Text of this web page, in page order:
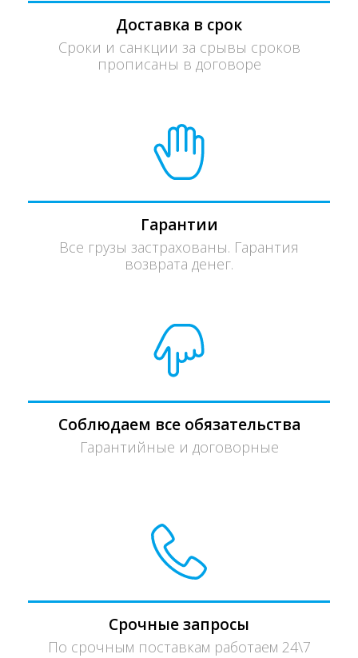
Доставка в срок
Сроки и санкции за срывы сроков
прописаны в договоре
Гарантии
Все грузы застрахованы. Гарантия
возврата денег.
Соблюдаем все обязательства
Гарантийные и договорные
Срочные запросы
По срочным поставкам работаем 24\7